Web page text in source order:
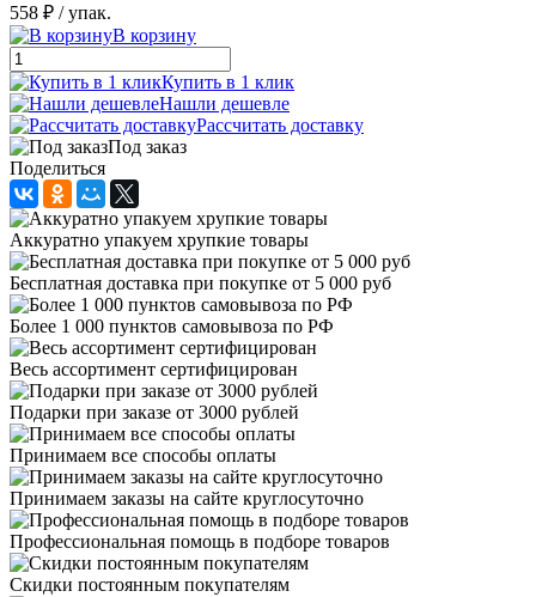
558 ₽ / упак.
В корзину
Купить в 1 клик
Нашли дешевле
Рассчитать доставку
Под заказ
Поделиться
Аккуратно упакуем хрупкие товары
Бесплатная доставка при покупке от 5 000 руб
Более 1 000 пунктов самовывоза по РФ
Весь ассортимент сертифицирован
Подарки при заказе от 3000 рублей
Принимаем все способы оплаты
Принимаем заказы на сайте круглосуточно
Профессиональная помощь в подборе товаров
Скидки постоянным покупателям